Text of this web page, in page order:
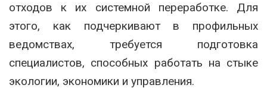
отходов к их системной переработке. Для
этого, как подчеркивают в профильных
ведомствах, требуется подготовка
специалистов, способных работать на стыке
экологии, экономики и управления.